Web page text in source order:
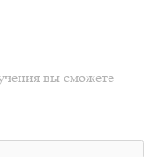
вы сможете